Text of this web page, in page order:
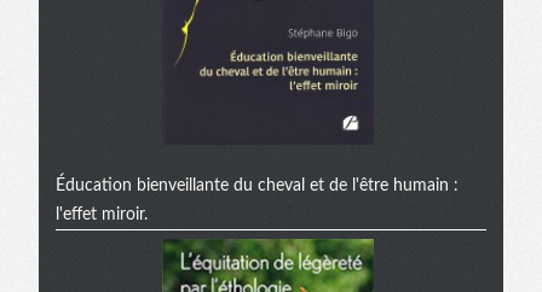
Éducation bienveillante du cheval et de l'être humain :
l'effet miroir.